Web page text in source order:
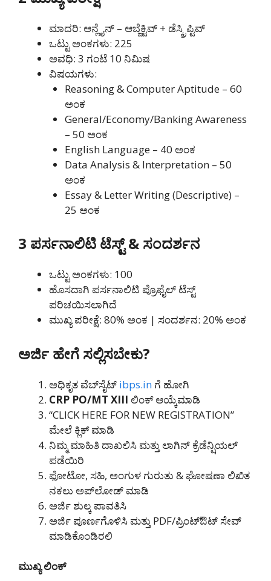
ಮಾದರಿ: ಆನ್ಲೈನ್ – ಆಬ್ಜೆಕ್ಟಿವ್ + ಡೆಸ್ಕ್ರಿಪ್ಟಿವ್
ಒಟ್ಟು ಅಂಕಗಳು: 225
ಅವಧಿ: 3 ಗಂಟೆ 10 ನಿಮಿಷ
ವಿಷಯಗಳು:
Reasoning & Computer Aptitude – 60
ಅಂಕ
General/Economy/Banking Awareness
– 50 ಅಂಕ
English Language – 40 ಅಂಕ
Data Analysis & Interpretation – 50
ಅಂಕ
Essay & Letter Writing (Descriptive) –
25 ಅಂಕ
3️ ಪರ್ಸನಾಲಿಟಿ ಟೆಸ್ಟ್ & ಸಂದರ್ಶನ
ಒಟ್ಟು ಅಂಕಗಳು: 100
ಹೊಸದಾಗಿ ಪರ್ಸನಾಲಿಟಿ ಪ್ರೊಫೈಲ್ ಟೆಸ್ಟ್
ಪರಿಚಯಿಸಲಾಗಿದೆ
ಮುಖ್ಯ ಪರೀಕ್ಷೆ: 80% ಅಂಕ | ಸಂದರ್ಶನ: 20% ಅಂಕ
ಅರ್ಜಿ ಹೇಗೆ ಸಲ್ಲಿಸಬೇಕು?
ಅಧಿಕೃತ ವೆಬ್‌ಸೈಟ್ ibps.in ಗೆ ಹೋಗಿ
CRP PO/MT XIII ಲಿಂಕ್ ಆಯ್ಕೆಮಾಡಿ
“CLICK HERE FOR NEW REGISTRATION”
ಮೇಲೆ ಕ್ಲಿಕ್ ಮಾಡಿ
ನಿಮ್ಮ ಮಾಹಿತಿ ದಾಖಲಿಸಿ ಮತ್ತು ಲಾಗಿನ್ ಕ್ರೆಡೆನ್ಷಿಯಲ್
ಪಡೆಯಿರಿ
ಫೋಟೋ, ಸಹಿ, ಅಂಗುಳ ಗುರುತು & ಘೋಷಣಾ ಲಿಖಿತ
ನಕಲು ಅಪ್‌ಲೋಡ್ ಮಾಡಿ
ಅರ್ಜಿ ಶುಲ್ಕ ಪಾವತಿಸಿ
ಅರ್ಜಿ ಪೂರ್ಣಗೊಳಿಸಿ ಮತ್ತು PDF/ಪ್ರಿಂಟ್‌ಔಟ್ ಸೇವ್
ಮಾಡಿಕೊಂಡಿರಲಿ
ಮುಖ್ಯ ಲಿಂಕ್